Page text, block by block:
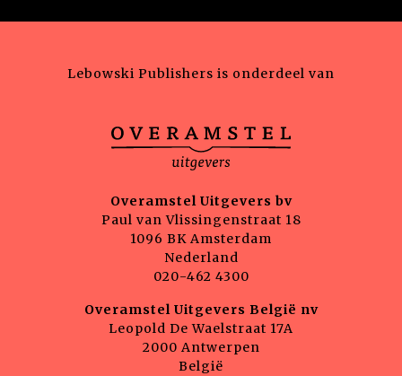
Lebowski Publishers is onderdeel van
Overamstel Uitgevers bv
Paul van Vlissingenstraat 18
1096 BK Amsterdam
Nederland
020-462 4300
Overamstel Uitgevers België nv
Leopold De Waelstraat 17A
2000 Antwerpen
België